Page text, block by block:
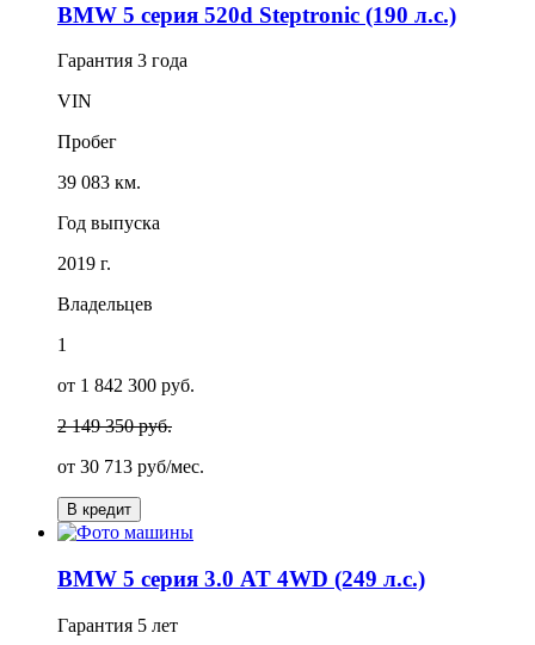
BMW 5 серия 520d Steptronic (190 л.с.)
Гарантия 3 года
VIN
Пробег
39 083 км.
Год выпуска
2019 г.
Владельцев
1
от 1 842 300 руб.
2 149 350 руб.
от 30 713 руб/мес.
В кредит
BMW 5 серия 3.0 AT 4WD (249 л.с.)
Гарантия 5 лет